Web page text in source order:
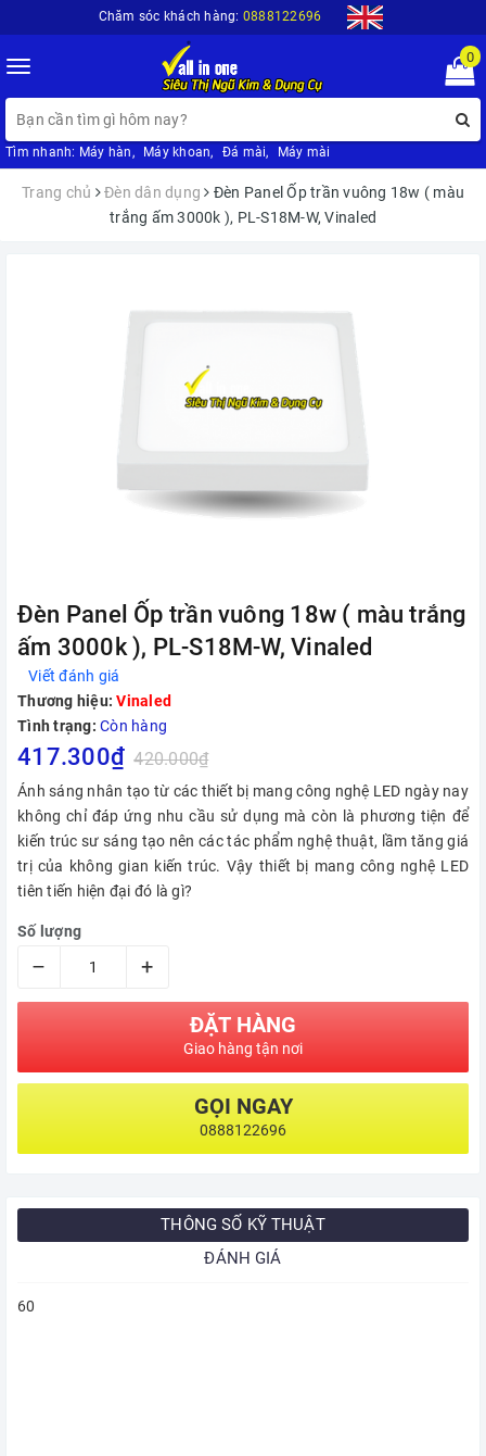
Chăm sóc khách hàng: 0888122696
Toggle
navigation
0
Tìm nhanh: Máy hàn, Máy khoan, Đá mài, Máy mài
Trang chủ Đèn dân dụng
Đèn Panel Ốp trần vuông 18w ( màu
trắng ấm 3000k ), PL-S18M-W, Vinaled
Đèn Panel Ốp trần vuông 18w ( màu trắng
ấm 3000k ), PL-S18M-W, Vinaled
Viết đánh giá
Thương hiệu: Vinaled
Tình trạng: Còn hàng
417.300₫ 420.000₫
Ánh sáng nhân tạo từ các thiết bị mang công nghệ LED ngày nay
không chỉ đáp ứng nhu cầu sử dụng mà còn là phương tiện để
kiến trúc sư sáng tạo nên các tác phẩm nghệ thuật, lầm tăng giá
trị của không gian kiến trúc. Vậy thiết bị mang công nghệ LED
tiên tiến hiện đại đó là gì?
Số lượng
– +
ĐẶT HÀNG
Giao hàng tận nơi
GỌI NGAY
0888122696
THÔNG SỐ KỸ THUẬT
ĐÁNH GIÁ
60